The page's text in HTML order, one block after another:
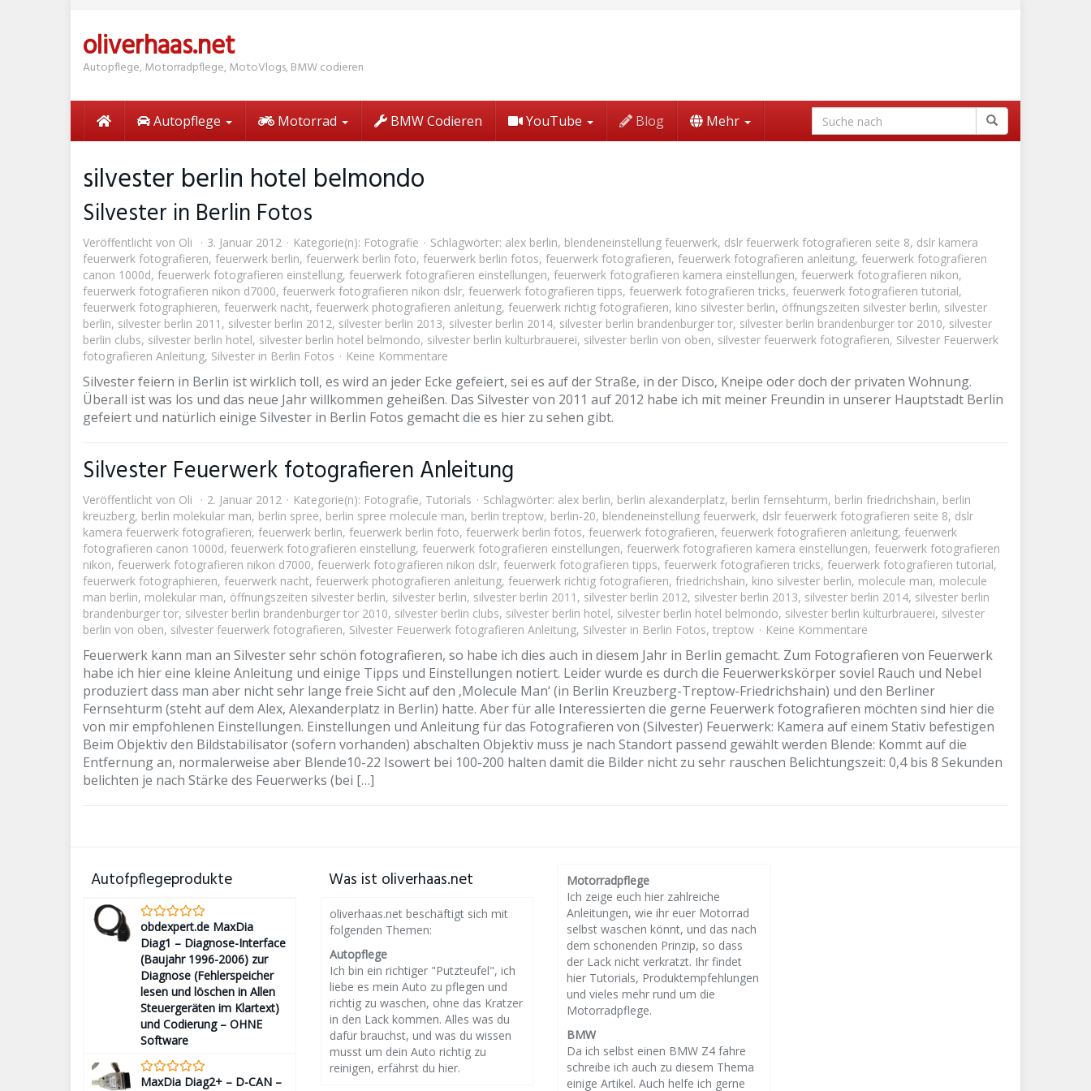
oliverhaas.net
Autopflege, Motorradpflege, MotoVlogs, BMW codieren
Autopflege Motorrad BMW Codieren YouTube Blog Mehr
silvester berlin hotel belmondo
Silvester in Berlin Fotos
Veröffentlicht von Oli 3. Januar 2012 Kategorie(n): Fotografie Schlagwörter: alex berlin, blendeneinstellung feuerwerk, dslr feuerwerk fotografieren seite 8, dslr kamera
feuerwerk fotografieren, feuerwerk berlin, feuerwerk berlin foto, feuerwerk berlin fotos, feuerwerk fotografieren, feuerwerk fotografieren anleitung, feuerwerk fotografieren
canon 1000d, feuerwerk fotografieren einstellung, feuerwerk fotografieren einstellungen, feuerwerk fotografieren kamera einstellungen, feuerwerk fotografieren nikon,
feuerwerk fotografieren nikon d7000, feuerwerk fotografieren nikon dslr, feuerwerk fotografieren tipps, feuerwerk fotografieren tricks, feuerwerk fotografieren tutorial,
feuerwerk fotographieren, feuerwerk nacht, feuerwerk photografieren anleitung, feuerwerk richtig fotografieren, kino silvester berlin, öffnungszeiten silvester berlin, silvester
berlin, silvester berlin 2011 , silvester berlin 2012, silvester berlin 2013, silvester berlin 2014, silvester berlin brandenburger tor, silvester berlin brandenburger tor 2010, silvester
berlin clubs, silvester berlin hotel, silvester berlin hotel belmondo, silvester berlin kulturbrauerei, silvester berlin von oben, silvester feuerwerk fotografieren, Silvester Feuerwerk
fotografieren Anleitung, Silvester in Berlin Fotos Keine Kommentare
Silvester feiern in Berlin ist wirklich toll, es wird an jeder Ecke gefeiert, sei es auf der Straße, in der Disco, Kneipe oder doch der privaten Wohnung.
Überall ist was los und das neue Jahr willkommen geheißen. Das Silvester von 2011 auf 2012 habe ich mit meiner Freundin in unserer Hauptstadt Berlin
gefeiert und natürlich einige Silvester in Berlin Fotos gemacht die es hier zu sehen gibt.
Silvester Feuerwerk fotografieren Anleitung
Veröffentlicht von Oli 2. Januar 2012 Kategorie(n): Fotografie, Tutorials Schlagwörter: alex berlin, berlin alexanderplatz, berlin fernsehturm, berlin friedrichshain, berlin
kreuzberg, berlin molekular man, berlin spree, berlin spree molecule man, berlin treptow, berlin-20, blendeneinstellung feuerwerk, dslr feuerwerk fotografieren seite 8, dslr
kamera feuerwerk fotografieren, feuerwerk berlin, feuerwerk berlin foto, feuerwerk berlin fotos, feuerwerk fotografieren, feuerwerk fotografieren anleitung, feuerwerk
fotografieren canon 1000d, feuerwerk fotografieren einstellung, feuerwerk fotografieren einstellungen, feuerwerk fotografieren kamera einstellungen, feuerwerk fotografieren
nikon, feuerwerk fotografieren nikon d7000, feuerwerk fotografieren nikon dslr, feuerwerk fotografieren tipps, feuerwerk fotografieren tricks, feuerwerk fotografieren tutorial,
feuerwerk fotographieren, feuerwerk nacht, feuerwerk photografieren anleitung, feuerwerk richtig fotografieren, friedrichshain, kino silvester berlin, molecule man, molecule
man berlin, molekular man, öffnungszeiten silvester berlin, silvester berlin, silvester berlin 2011 , silvester berlin 2012, silvester berlin 2013, silvester berlin 2014, silvester berlin
brandenburger tor, silvester berlin brandenburger tor 2010, silvester berlin clubs, silvester berlin hotel, silvester berlin hotel belmondo, silvester berlin kulturbrauerei, silvester
berlin von oben, silvester feuerwerk fotografieren, Silvester Feuerwerk fotografieren Anleitung, Silvester in Berlin Fotos, treptow Keine Kommentare
Feuerwerk kann man an Silvester sehr schön fotografieren, so habe ich dies auch in diesem Jahr in Berlin gemacht. Zum Fotografieren von Feuerwerk
habe ich hier eine kleine Anleitung und einige Tipps und Einstellungen notiert. Leider wurde es durch die Feuerwerkskörper soviel Rauch und Nebel
produziert dass man aber nicht sehr lange freie Sicht auf den ‚Molecule Man‘ (in Berlin Kreuzberg-Treptow-Friedrichshain) und den Berliner
Fernsehturm (steht auf dem Alex, Alexanderplatz in Berlin) hatte. Aber für alle Interessierten die gerne Feuerwerk fotografieren möchten sind hier die
von mir empfohlenen Einstellungen. Einstellungen und Anleitung für das Fotografieren von (Silvester) Feuerwerk: Kamera auf einem Stativ befestigen
Beim Objektiv den Bildstabilisator (sofern vorhanden) abschalten Objektiv muss je nach Standort passend gewählt werden Blende: Kommt auf die
Entfernung an, normalerweise aber Blende10-22 Isowert bei 100-200 halten damit die Bilder nicht zu sehr rauschen Belichtungszeit: 0,4 bis 8 Sekunden
belichten je nach Stärke des Feuerwerks (bei […]
Autofpflegeprodukte
obdexpert.de MaxDia
Diag1 – Diagnose-Interface
(Baujahr 1996-2006) zur
Diagnose (Fehlerspeicher
lesen und löschen in Allen
Steuergeräten im Klartext)
und Codierung – OHNE
Software
MaxDia Diag2+ – D-CAN –
Was ist oliverhaas.net
oliverhaas.net beschäftigt sich mit
folgenden Themen:
Autopflege
Ich bin ein richtiger "Putzteufel", ich
liebe es mein Auto zu pflegen und
richtig zu waschen, ohne das Kratzer
in den Lack kommen. Alles was du
dafür brauchst, und was du wissen
musst um dein Auto richtig zu
reinigen, erfährst du hier.
Motorradpflege
Ich zeige euch hier zahlreiche
Anleitungen, wie ihr euer Motorrad
selbst waschen könnt, und das nach
dem schonenden Prinzip, so dass
der Lack nicht verkratzt. Ihr findet
hier Tutorials, Produktempfehlungen
und vieles mehr rund um die
Motorradpflege.
BMW
Da ich selbst einen BMW Z4 fahre
schreibe ich auch zu diesem Thema
einige Artikel. Auch helfe ich gerne